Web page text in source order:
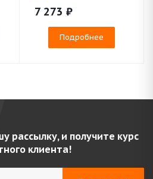
7 273 ₽
Подробнее
рассылку, и получите курс
клиента!